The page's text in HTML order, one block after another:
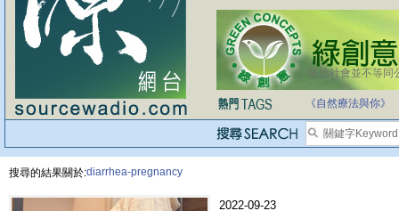
法治社會並不等同
《自然療法與你》
搜尋的結果關於:diarrhea-pregnancy
2022-09-23